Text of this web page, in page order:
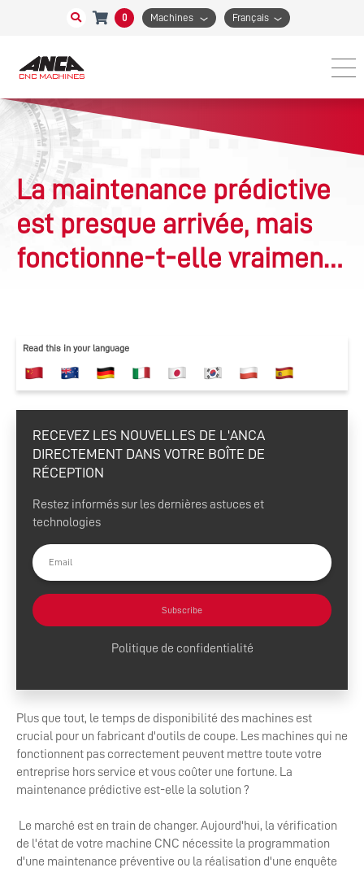
0 Machines Français
La maintenance prédictive
est presque arrivée, mais
fonctionne-t-elle vraiment
Read this in your language
RECEVEZ LES NOUVELLES DE L'ANCA
DIRECTEMENT DANS VOTRE BOÎTE DE
RÉCEPTION
Restez informés sur les dernières astuces et
technologies
Subscribe
Politique de confidentialité
Plus que tout, le temps de disponibilité des machines est
crucial pour un fabricant d'outils de coupe. Les machines qui ne
fonctionnent pas correctement peuvent mettre toute votre
entreprise hors service et vous coûter une fortune. La
maintenance prédictive est-elle la solution ?
Le marché est en train de changer. Aujourd'hui, la vérification
de l'état de votre machine CNC nécessite la programmation
d'une maintenance préventive ou la réalisation d'une enquête